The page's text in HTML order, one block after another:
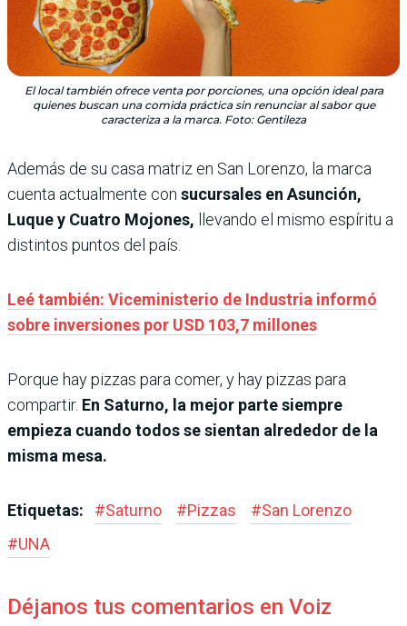
El local también ofrece venta por porciones, una opción ideal para
quienes buscan una comida práctica sin renunciar al sabor que
caracteriza a la marca. Foto: Gentileza
Además de su casa matriz en San Lorenzo, la marca
cuenta actualmente con sucursales en Asunción,
Luque y Cuatro Mojones, llevando el mismo espíritu a
distintos puntos del país.
Leé también: Viceministerio de Industria informó
sobre inversiones por USD 103,7 millones
Porque hay pizzas para comer, y hay pizzas para
compartir. En Saturno, la mejor parte siempre
empieza cuando todos se sientan alrededor de la
misma mesa.
Etiquetas: #Saturno #Pizzas #San Lorenzo
#UNA
Déjanos tus comentarios en Voiz